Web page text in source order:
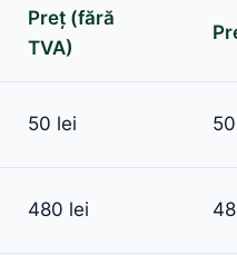
Preț (fără
TVA)
50 lei
480 lei